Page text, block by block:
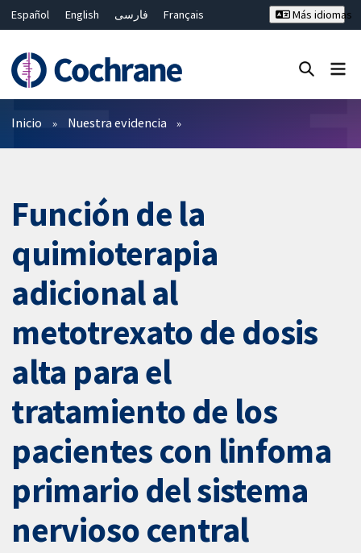
Español English فارسی
Français
Bahasa Malaysia
ไทย 繁體中文
Más idiomas
Filtros
Inicio Nuestra evidencia
Función de la
quimioterapia
adicional al
metotrexato de dosis
alta para el
tratamiento de los
pacientes con linfoma
primario del sistema
nervioso central